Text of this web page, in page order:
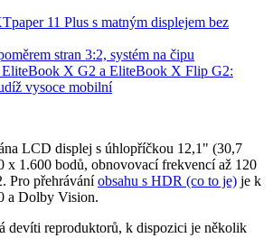
11 Plus s matným displejem bez
stran 3:2, systém na čipu
X G2 a EliteBook X Flip G2:
vysoce mobilní
LCD displej s úhlopříčkou 12,1" (30,7
x 1.600 bodů, obnovovací frekvencí až 120
Pro přehráváníobsahu s HDR (co to je) je k
a Dolby Vision.
devíti reproduktorů, k dispozici je několik